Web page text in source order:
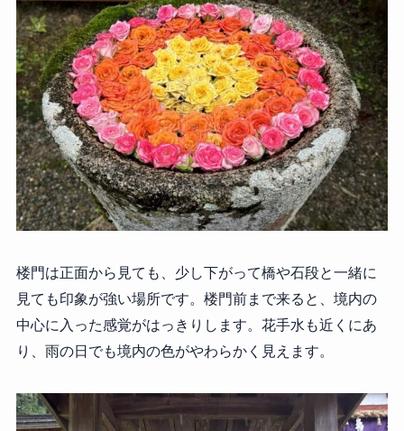
楼門は正面から見ても、少し下がって橋や石段と一緒に
見ても印象が強い場所です。楼門前まで来ると、境内の
中心に入った感覚がはっきりします。花手水も近くにあ
り、雨の日でも境内の色がやわらかく見えます。